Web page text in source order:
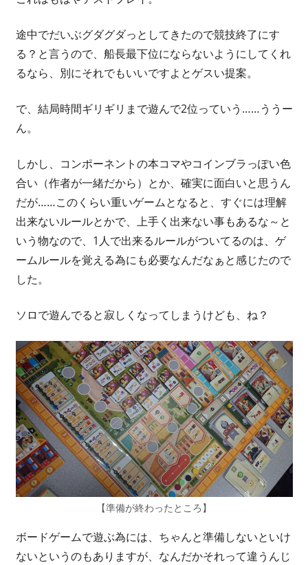
途中でだいぶグダグダっとしてきたので競技終了にす
る？と言うので、船長最下位にならないようにしてくれ
るなら、別にそれでもいいですよとゲスい提案。
で、結局時間ギリギリまで遊んで2位っていう……ううー
ん。
しかし、コンポーネントの本コマやコインブラっぽい色
合い（作者が一緒だから）とか、確実に面白いと思うん
だが……このくらい重いゲームとなると、すぐには理解
出来ないルールとかで、上手く出来ない事もあるな～と
いう物なので、1人で出来るルールがついてるのは、ゲ
ームルールを覚える為にも必要なんだなぁと感じたので
した。
ソロで遊んでると寂しくなってしまうけども、ね？
【準備が終わったところ】
ボードゲームで遊ぶ為には、ちゃんと準備しないといけ
ないというのもありますが、なんだかそれって違うんじ